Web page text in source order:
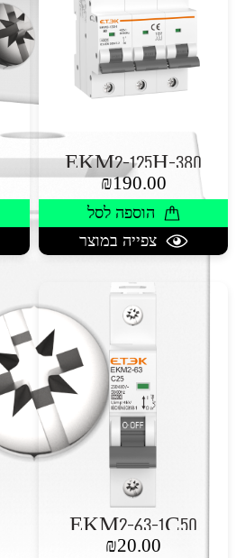
EKM2-125H-380
₪190.00
הוספה לסל
צפייה במוצר
EKM2-63-1C50
₪20.00